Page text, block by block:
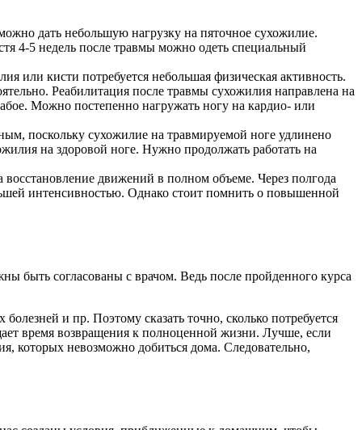
дать небольшую нагрузку на пяточное сухожилие.
4-5 недель после травмы можно одеть специальный
или кисти потребуется небольшая физическая активность.
Реабилитация после травмы сухожилия направлена на
Можно постепенно нагружать ногу на кардио- или
поскольку сухожилие на травмируемой ноге удлинено
на здоровой ноге. Нужно продолжать работать на
движений в полном объеме. Через полгода
интенсивностью. Однако стоит помнить о повышенной
быть согласованы с врачом. Ведь после пройденного курса
и пр. Поэтому сказать точно, сколько потребуется
время возвращения к полноценной жизни. Лучше, если
которых невозможно добиться дома. Следовательно,